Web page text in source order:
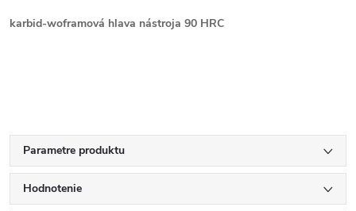
karbid-woframová hlava nástroja 90 HRC
Parametre produktu
Hodnotenie